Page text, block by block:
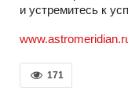
и устремитесь к
171